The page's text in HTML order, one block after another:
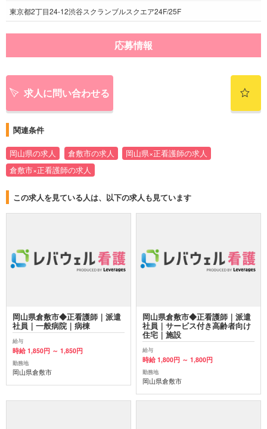
東京都2丁目24-12渋谷スクランブルスクエア24F/25F
応募情報
求人に問い合わせる
関連条件
岡山県の求人 倉敷市の求人
岡山県×正看護師の求人
倉敷市×正看護師の求人
この求人を見ている人は、以下の求人も見ています
岡山県倉敷市◆正看護師｜派遣
社員｜一般病院｜病棟
給与
時給 1,850円 ～ 1,850円
勤務地
岡山県倉敷市
岡山県倉敷市◆正看護師｜派遣
社員｜サービス付き高齢者向け
住宅｜施設
給与
時給 1,800円 ～ 1,800円
勤務地
岡山県倉敷市